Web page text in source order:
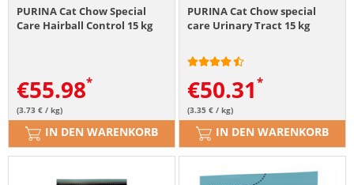
PURINA Cat Chow Special
Care Hairball Control 15 kg
€55.98
(3.73 € / kg)
IN DEN WARENKORB
PURINA Cat Chow special
care Urinary Tract 15 kg
€50.31
(3.35 € / kg)
IN DEN WARENKORB